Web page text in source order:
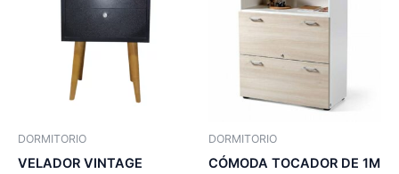
DORMITORIO
VELADOR VINTAGE
DORMITORIO
CÓMODA TOCADOR DE 1M